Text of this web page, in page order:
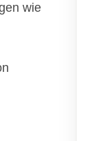
wie